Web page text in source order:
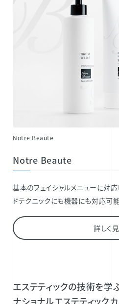
Notre Beaute
Notre Beaute
基本のフェイシャルメニューに対
ドテクニックにも機器にも対応可能
詳しく
エステティックの技術を学
ナショナルエステティック